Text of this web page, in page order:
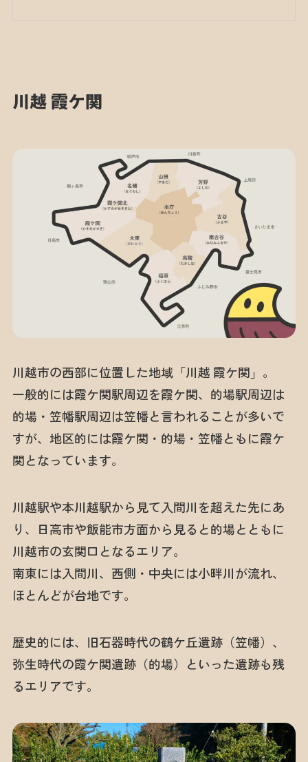
川越 霞ケ関
川越市の西部に位置した地域「川越 霞ケ関」。
一般的には霞ケ関駅周辺を霞ケ関、的場駅周辺は
的場・笠幡駅周辺は笠幡と言われることが多いで
すが、地区的には霞ケ関・的場・笠幡ともに霞ケ
関となっています。
川越駅や本川越駅から見て入間川を超えた先にあ
り、日高市や飯能市方面から見ると的場とともに
川越市の玄関口となるエリア。
南東には入間川、西側・中央には小畔川が流れ、
ほとんどが台地です。
歴史的には、旧石器時代の鶴ケ丘遺跡（笠幡）、
弥生時代の霞ケ関遺跡（的場）といった遺跡も残
るエリアです。